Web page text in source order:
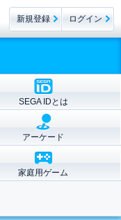
SEGA IDとは
アーケード
家庭用ゲーム
新規登録 ログイン